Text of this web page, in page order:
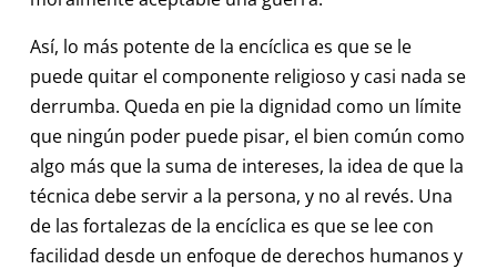
Así, lo más potente de la encíclica es que se le
puede quitar el componente religioso y casi nada se
derrumba. Queda en pie la dignidad como un límite
que ningún poder puede pisar, el bien común como
algo más que la suma de intereses, la idea de que la
técnica debe servir a la persona, y no al revés. Una
de las fortalezas de la encíclica es que se lee con
facilidad desde un enfoque de derechos humanos y